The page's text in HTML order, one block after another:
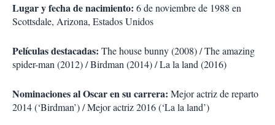
Lugar y fecha de nacimiento: 6 de noviembre de 1988 en
Scottsdale, Arizona, Estados Unidos
Películas destacadas: The house bunny (2008) / The amazing
spider-man (2012) / Birdman (2014) / La la land (2016)
Nominaciones al Oscar en su carrera: Mejor actriz de reparto
2014 (‘Birdman’) / Mejor actriz 2016 (‘La la land’)